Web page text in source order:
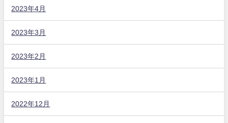
2023年4月
2023年3月
2023年2月
2023年1月
2022年12月